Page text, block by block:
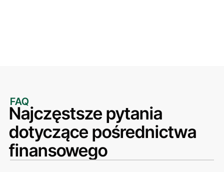
FAQ
Najczęstsze pytania
dotyczące pośrednictwa
finansowego